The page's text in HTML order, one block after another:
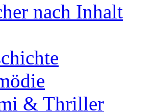
nach Inhalt
& Thriller